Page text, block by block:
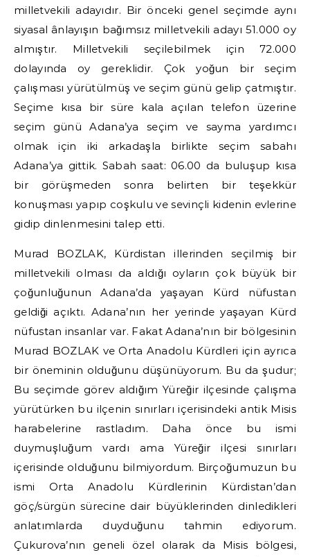
milletvekili adayıdır. Bir önceki genel seçimde aynı
siyasal ânlayışın bağımsız milletvekili adayı 51.000 oy
almıştır. Milletvekili seçilebilmek için 72.000
dolayında oy gereklidir. Çok yoğun bir seçim
çalışması yürütülmüş ve seçim günü gelip çatmıştır.
Seçime kısa bir süre kala açılan telefon üzerine
seçim günü Adana’ya seçim ve sayma yardımcı
olmak için iki arkadaşla birlikte seçim sabahı
Adana’ya gittik. Sabah saat: 06.00 da buluşup kısa
bir görüşmeden sonra belirten bir teşekkür
konuşması yapıp coşkulu ve sevinçli kidenin evlerine
gidip dinlenmesini talep etti.
Murad BOZLAK, Kürdistan illerinden seçilmiş bir
milletvekili olması da aldığı oyların çok büyük bir
çoğunluğunun Adana’da yaşayan Kürd nüfustan
geldiği açıktı. Adana’nın her yerinde yaşayan Kürd
nüfustan insanlar var. Fakat Adana’nın bir bölgesinin
Murad BOZLAK ve Orta Anadolu Kürdleri için ayrıca
bir öneminin olduğunu düşünüyorum. Bu da şudur;
Bu seçimde görev aldığım Yüreğir ilçesinde çalışma
yürütürken bu ilçenin sınırları içerisindeki antik Misis
harabelerine rastladım. Daha önce bu ismi
duymuşluğum vardı ama Yüreğir ilçesi sınırları
içerisinde olduğunu bilmiyordum. Birçoğumuzun bu
ismi Orta Anadolu Kürdlerinin Kürdistan’dan
göç/sürgün sürecine dair büyüklerinden dinledikleri
anlatımlarda duyduğunu tahmin ediyorum.
Çukurova’nın geneli özel olarak da Misis bölgesi,